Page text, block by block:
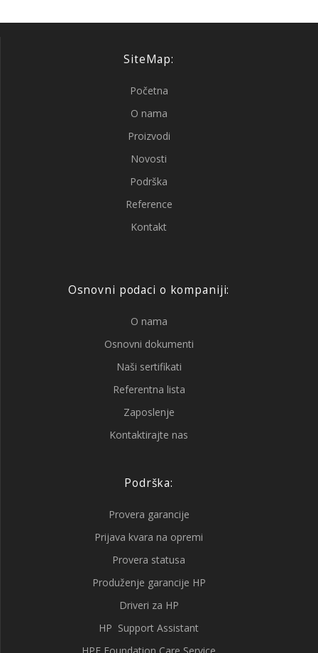
SiteMap:
Početna
O nama
Proizvodi
Novosti
Podrška
Reference
Kontakt
Osnovni podaci o kompaniji:
O nama
Osnovni dokumenti
Naši sertifikati
Referentna lista
Zaposlenje
Kontaktirajte nas
Podrška:
Provera garancije
Prijava kvara na opremi
Provera statusa
Produženje garancije HP
Driveri za HP
HP Support Assistant